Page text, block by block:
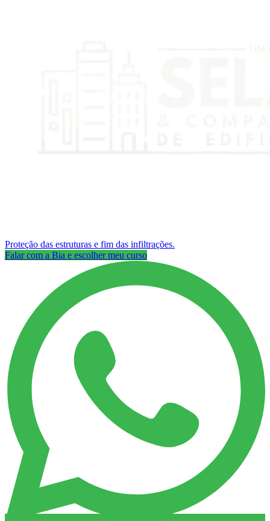
Proteção das estruturas e fim das infiltrações.
Falar com a Bia e escolher meu curso